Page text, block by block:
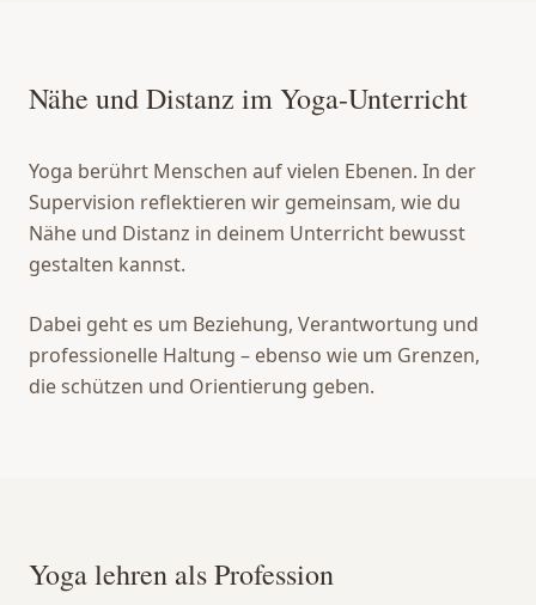
Nähe und Distanz im Yoga-Unterricht
Yoga berührt Menschen auf vielen Ebenen. In der
Supervision reflektieren wir gemeinsam, wie du
Nähe und Distanz in deinem Unterricht bewusst
gestalten kannst.
Dabei geht es um Beziehung, Verantwortung und
professionelle Haltung – ebenso wie um Grenzen,
die schützen und Orientierung geben.
Yoga lehren als Profession